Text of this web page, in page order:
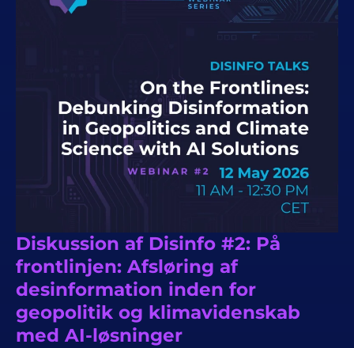
Diskussion af Disinfo #2: På
frontlinjen: Afsløring af
desinformation inden for
geopolitik og klimavidenskab
med AI-løsninger